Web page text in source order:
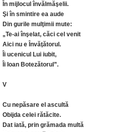
În mijlocul învălmăşelii.
Şi în smintire ea aude
Din gurile mulţimii mute:
„Te-ai înşelat, căci cel venit
Aici nu e Învăţătorul.
Îi ucenicul Lui iubit,
Îi Ioan Botezătorul”.
V
Cu nepăsare el ascultă
Obijda celei rătăcite.
Dat iată, prin grămada multă